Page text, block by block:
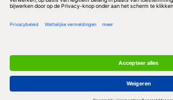
Algemene Voorwaarden & Copyrights